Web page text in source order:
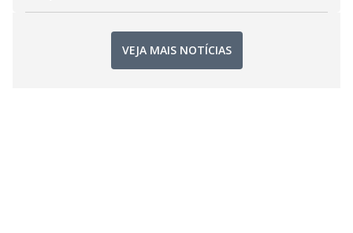
VEJA MAIS NOTÍCIAS